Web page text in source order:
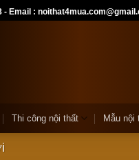
- Email :
Thi công nội thất Mẫu nội